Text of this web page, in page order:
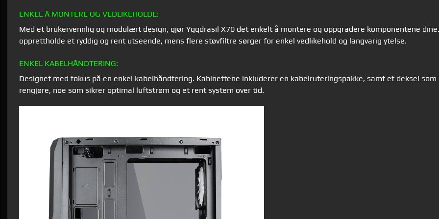
ENKEL Å MONTERE OG VEDLIKEHOLDE:
Med et brukervennlig og modulært design, gjør Yggdrasil X70 det enkelt å montere og oppgradere komponentene
opprettholde et ryddig og rent utseende, mens flere støvfiltre sørger for enkel vedlikehold og langvarig ytelse.
ENKEL KABELHÅNDTERING:
Designet med fokus på en enkel kabelhåndtering. Kabinettene inkluderer en kabelruteringspakke, samt et deksel
rengjøre, noe som sikrer optimal luftstrøm og et rent system over tid.